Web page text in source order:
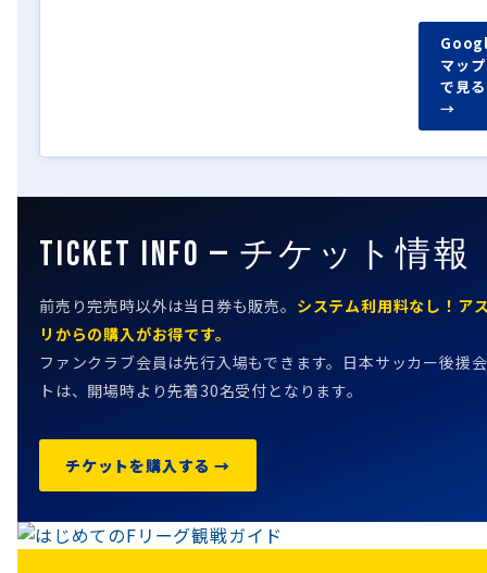
マップ
で見る
→
TICKET INFO — チケット情報
前売り完売時以外は当日券も販売。 システム利用料なし！ア
リからの購入がお得です。
ファンクラブ会員は先行入場もできます。日本サッカー後援
トは、開場時より先着30名受付となります。
チケットを購入する →
MATCH GUIDE
はじめてのFリーグ観戦ガイド